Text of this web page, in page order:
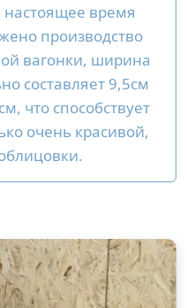
настоящее время
производство
вагонки, ширина
составляет 9,5см
что способствует
очень красивой,